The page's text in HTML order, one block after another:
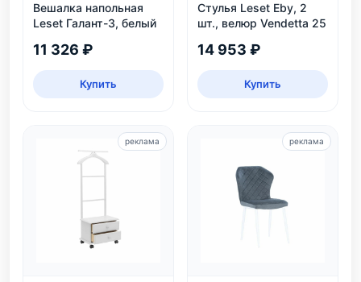
Вешалка напольная
Leset Галант-3, белый
11 326 ₽
Купить
Стулья Leset Eby, 2
шт., велюр Vendetta 25
14 953 ₽
Купить
реклама реклама